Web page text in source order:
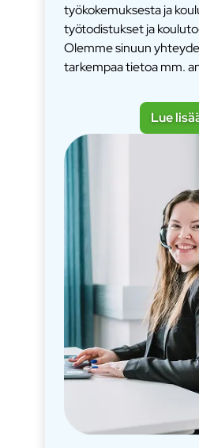
työkokemuksesta ja
työtodistukset ja
Olemme sinuun
tarkempaa tietoa mm.
Lue